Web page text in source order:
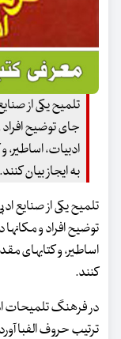
تلمیح یکی از
جای توضیح افراد
ادبیات،
به ایجاز بیان کنند.
تلمیح یکی از صنایع
توضیح افراد و مکانها
اساطیر، و کتابهای
کنند.
ترتیب حروف الفبا